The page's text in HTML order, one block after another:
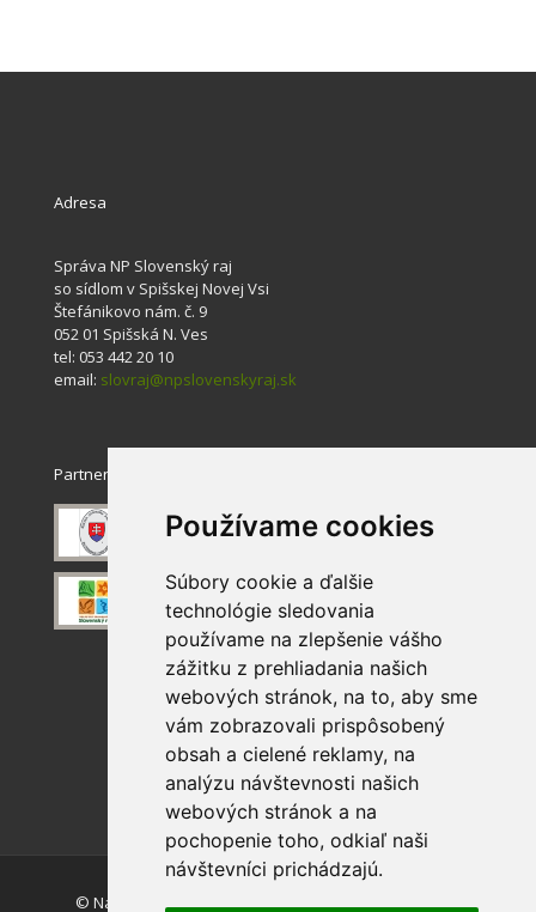
Používame cookies
Súbory cookie a ďalšie
technológie sledovania
používame na zlepšenie vášho
zážitku z prehliadania našich
webových stránok, na to, aby sme
vám zobrazovali prispôsobený
obsah a cielené reklamy, na
analýzu návštevnosti našich
webových stránok a na
pochopenie toho, odkiaľ naši
návštevníci prichádzajú.
Adresa
Správa NP Slovenský raj
so sídlom v Spišskej Novej Vsi
Štefánikovo nám. č. 9
052 01 Spišská N. Ves
tel: 053 442 20 10
email: slovraj@npslovenskyraj.sk
Partneri
© Národný park Slovenský raj. Akékoľvek používanie